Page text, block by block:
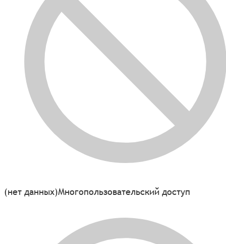
(нет данных)Многопользовательский доступ